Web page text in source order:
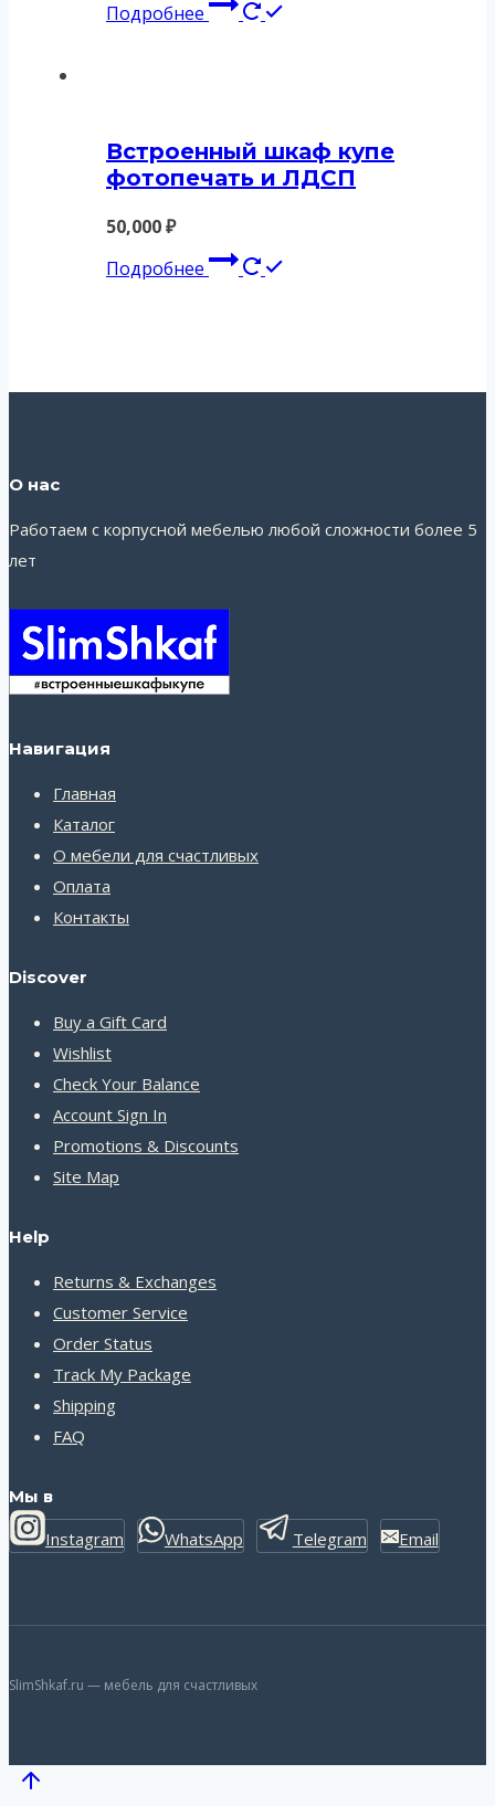
Подробнее
Встроенный шкаф купе
фотопечать и ЛДСП
50,000₽
Подробнее
О нас
Работаем с корпусной мебелью любой сложности более 5
лет
Навигация
Главная
Каталог
О мебели для счастливых
Оплата
Контакты
Discover
Buy a Gift Card
Wishlist
Check Your Balance
Account Sign In
Promotions & Discounts
Site Map
Help
Returns & Exchanges
Customer Service
Order Status
Track My Package
Shipping
FAQ
Мы в
Instagram WhatsApp Telegram Email
SlimShkaf.ru — мебель для счастливых